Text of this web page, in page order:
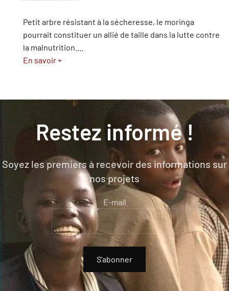
Petit arbre résistant à la sécheresse, le moringa
pourrait constituer un allié de taille dans la lutte contre
la malnutrition.
En savoir +
Restez informé !
Soyez les premiers à recevoir des informations sur
nos projets
E-mail
S’abonner